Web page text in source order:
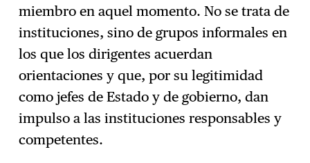
miembro en aquel momento. No se trata de
instituciones, sino de grupos informales en
los que los dirigentes acuerdan
orientaciones y que, por su legitimidad
como jefes de Estado y de gobierno, dan
impulso a las instituciones responsables y
competentes.